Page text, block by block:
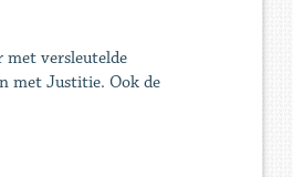
met versleutelde
met Justitie. Ook de